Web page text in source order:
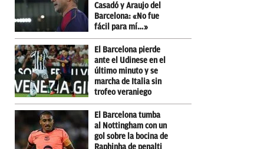
Casadó y Araujo del
Barcelona: «No fue
fácil para mí…»
El Barcelona pierde
ante el Udinese en el
último minuto y se
marcha de Italia sin
trofeo veraniego
El Barcelona tumba
al Nottingham con un
gol sobre la bocina de
Raphinha de penalti